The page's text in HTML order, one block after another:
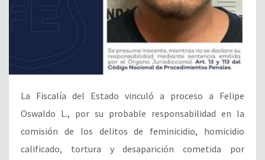
La Fiscalía del Estado vinculó a proceso a Felipe
Oswaldo L., por su probable responsabilidad en la
comisión de los delitos de feminicidio, homicidio
calificado, tortura y desaparición cometida por